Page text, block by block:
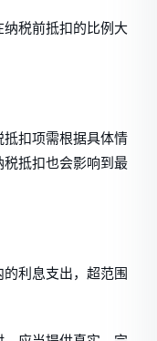
税前抵扣的比例大
扣项需根据具体情
抵扣也会影响到最
利息支出，超范围